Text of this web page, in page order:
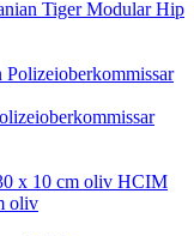
Tiger Modular Hip
HCIM
oliv